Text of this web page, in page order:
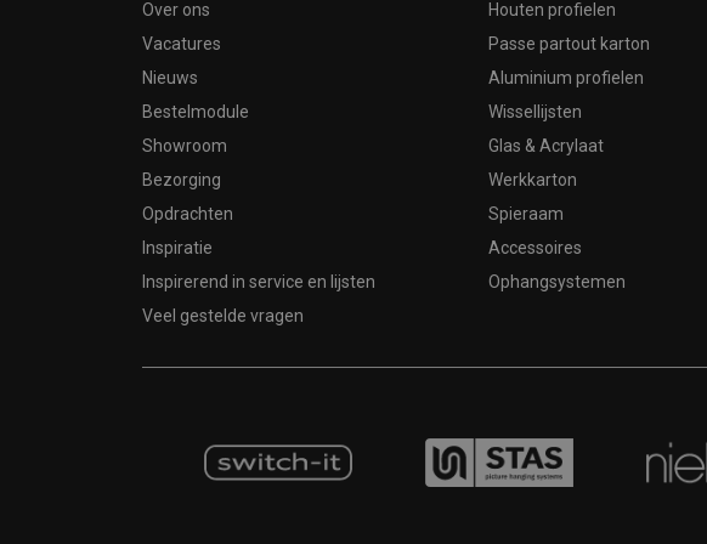
Over ons
Vacatures
Nieuws
Bestelmodule
Showroom
Bezorging
Opdrachten
Inspiratie
Inspirerend in service en lijsten
Veel gestelde vragen
Houten profielen
Passe partout karton
Aluminium profielen
Wissellijsten
Glas & Acrylaat
Werkkarton
Spieraam
Accessoires
Ophangsystemen